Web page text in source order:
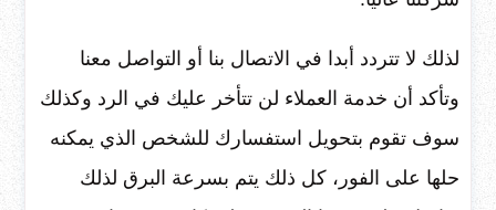
لذلك لا تتردد أبدا في الاتصال بنا أو التواصل معنا
وتأكد أن خدمة العملاء لن تتأخر عليك في الرد وكذلك
سوف تقوم بتحويل استفسارك للشخص الذي يمكنه
حلها على الفور، كل ذلك يتم بسرعة البرق لذلك